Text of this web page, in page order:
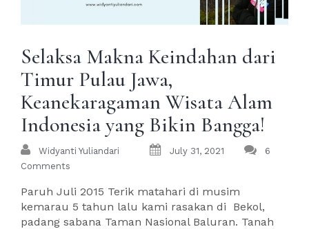
Selaksa Makna Keindahan dari
Timur Pulau Jawa,
Keanekaragaman Wisata Alam
Indonesia yang Bikin Bangga!
Widyanti Yuliandari July 31, 2021
6
Comments
Paruh Juli 2015 Terik matahari di musim
kemarau 5 tahun lalu kami rasakan di Bekol,
padang sabana Taman Nasional Baluran. Tanah